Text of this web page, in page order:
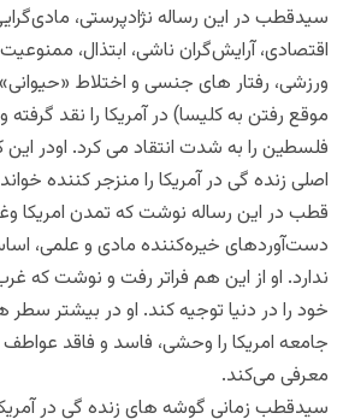
سیدقطب در این رساله نژادپرستی،
اقتصادی، آرایش‌گران ناشی، ابتذال،
ورزشی، رفتار های جنسی و اختلاط
موقع رفتن به کلیسا) در آمریکا را نقد
فلسطین را به شدت انتقاد می کرد. اودر
اصلی زنده گی در آمریکا را منزجر کننده
قطب در این رساله نوشت که تمدن امریکا
دست‌آورد‌های خیره‌کننده ‌مادی و علمی،
ندارد. او از این هم فراتر رفت و نوشت که
خود را در دنیا توجیه کند. او در بیشتر سطر
جامعه امریکا را وحشی، فاسد و فاقد
معرفی می‌کند.
سیدقطب زمانی گوشه های زنده گی در آمریکا